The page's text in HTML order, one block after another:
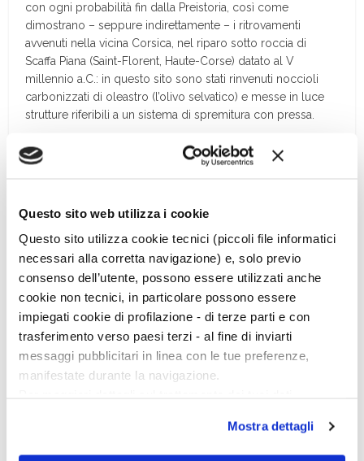
Questo sito web utilizza i cookie
Questo sito utilizza cookie tecnici (piccoli file informatici
necessari alla corretta navigazione) e, solo previo
consenso dell’utente, possono essere utilizzati anche
cookie non tecnici, in particolare possono essere
impiegati cookie di profilazione - di terze parti e con
trasferimento verso paesi terzi - al fine di inviarti
messaggi pubblicitari in linea con le tue preferenze,
manifestate durante la navigazione.
scelte privacy sui cookie, ti invitiamo a prendere visione
dell’informativa cookie.
Mostra dettagli
con ogni probabilità fin dalla Preistoria, così come
dimostrano – seppure indirettamente – i ritrovamenti
avvenuti nella vicina Corsica, nel riparo sotto roccia di
Scaffa Piana (Saint-Florent, Haute-Corse) datato al V
millennio a.C.: in questo sito sono stati rinvenuti noccioli
carbonizzati di oleastro (l’olivo selvatico) e messe in luce
strutture riferibili a un sistema di spremitura con pressa.
[continua a leggere sulla rivista]